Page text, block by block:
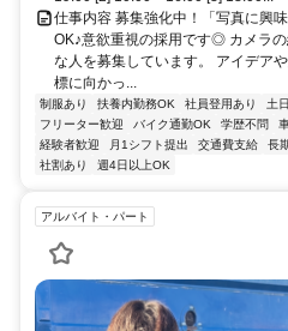
仕事内容 募集強化中！「写真に興
OK♪意欲重視の採用です◎ カメラ
な人を募集しています。 アイデア
標に向かっ...
制服あり 扶養内勤務OK 社員登用あり 土
フリーター歓迎
バイク通勤OK 学歴不問
経験者歓迎
月1シフト提出 交通費支給 長
社割あり
週4日以上OK
アルバイト・パート